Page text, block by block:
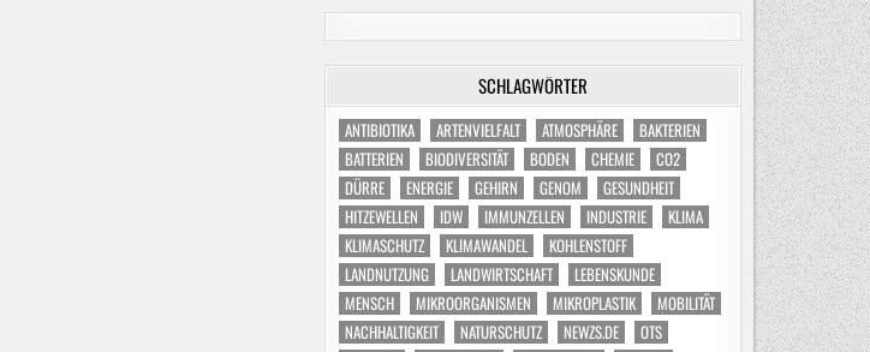
SCHLAGWÖRTER
ANTIBIOTIKA ARTENVIELFALT ATMOSPHÄRE
BAKTERIEN
BATTERIEN
BIODIVERSITÄT BODEN CHEMIE
CO2
DÜRRE
ENERGIE GEHIRN GENOM
GESUNDHEIT
HITZEWELLEN
IDW IMMUNZELLEN INDUSTRIE
KLIMA
KLIMASCHUTZ
KLIMAWANDEL
KOHLENSTOFF
LANDNUTZUNG
LANDWIRTSCHAFT
LEBENSKUNDE
MENSCH
MIKROORGANISMEN MIKROPLASTIK
MOBILITÄT
NACHHALTIGKEIT
NATURSCHUTZ NEWZS.DE
OTS